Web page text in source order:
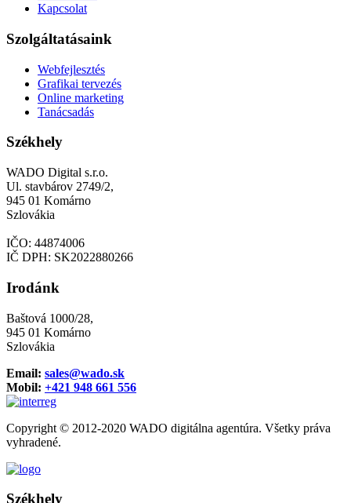
Kapcsolat
Szolgáltatásaink
Webfejlesztés
Grafikai tervezés
Online marketing
Tanácsadás
Székhely
WADO Digital s.r.o.
Ul. stavbárov 2749/2,
945 01 Komárno
Szlovákia
IČO: 44874006
IČ DPH: SK2022880266
Irodánk
Baštová 1000/28,
945 01 Komárno
Szlovákia
Email: sales@wado.sk
Mobil: +421 948 661 556
Copyright © 2012-2020 WADO digitálna agentúra. Všetky práva
vyhradené.
Székhely